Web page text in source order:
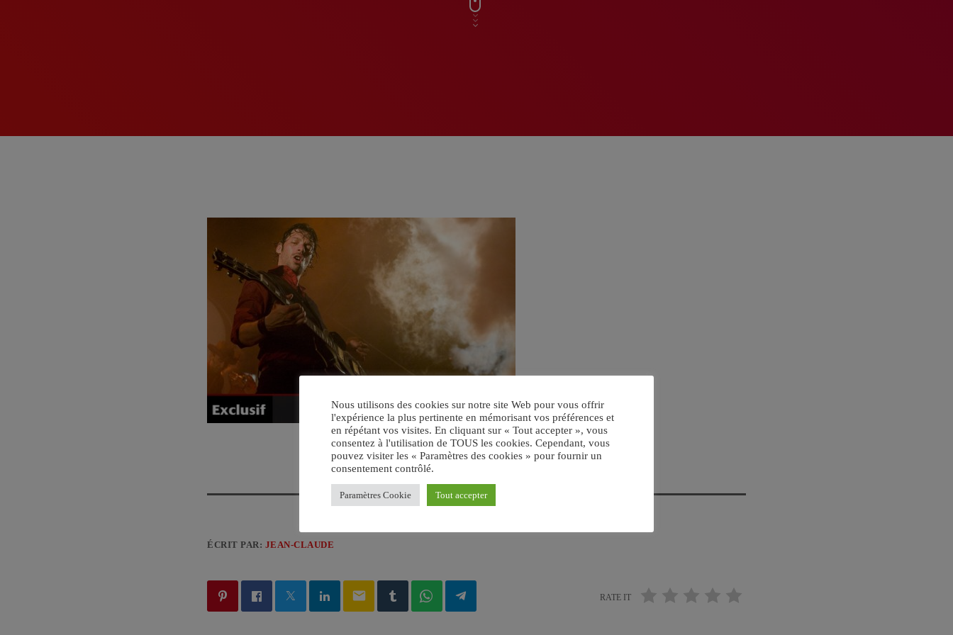
ÉCRIT PAR: JEAN-CLAUDE
email RATE IT
Nous utilisons des cookies sur notre site Web pour vous offrir
l'expérience la plus pertinente en mémorisant vos préférences et
en répétant vos visites. En cliquant sur « Tout accepter », vous
consentez à l'utilisation de TOUS les cookies. Cependant, vous
pouvez visiter les « Paramètres des cookies » pour fournir un
consentement contrôlé.
Paramètres Cookie Tout accepter